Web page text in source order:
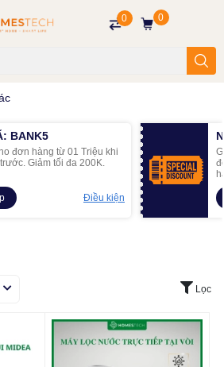
0 0
BANK5
đơn hàng từ 01 Triệu khi
Giảm tối đa 200K.
Điều kiện
Lọc